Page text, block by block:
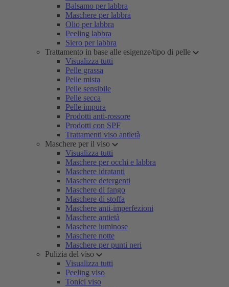
Balsamo per labbra
Maschere per labbra
Olio per labbra
Peeling labbra
Siero per labbra
Trattamento in base alle esigenze/tipo di pelle
Visualizza tutti
Pelle grassa
Pelle mista
Pelle sensibile
Pelle secca
Pelle impura
Prodotti anti-rossore
Prodotti con SPF
Trattamenti viso antietà
Maschere per il viso
Visualizza tutti
Maschere per occhi e labbra
Maschere idratanti
Maschere detergenti
Maschere di fango
Maschere di stoffa
Maschere anti-imperfezioni
Maschere antietà
Maschere luminose
Maschere notte
Maschere per punti neri
Pulizia del viso
Visualizza tutti
Peeling viso
Tonici viso